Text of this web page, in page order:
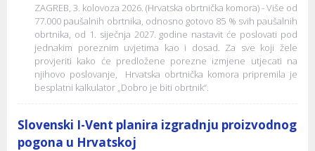
ZAGREB, 3. kolovoza 2026. (Hrvatska obrtnička komora) - Više od
77.000 paušalnih obrtnika, odnosno gotovo 85 % svih paušalnih
obrtnika, od 1. siječnja 2027. godine nastavit će poslovati pod
jednakim poreznim uvjetima kao i dosad. Za sve koji žele
provjeriti kako će predložene porezne izmjene utjecati na
njihovo poslovanje, Hrvatska obrtnička komora pripremila je
besplatni kalkulator „Dobro je biti obrtnik“.
Slovenski I-Vent planira izgradnju proizvodnog
pogona u Hrvatskoj